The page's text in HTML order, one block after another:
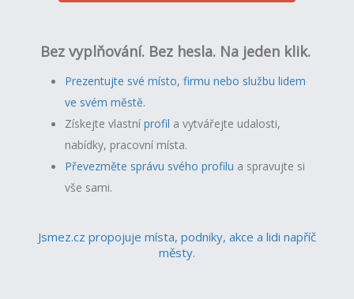
Bez vyplňování. Bez hesla. Na jeden klik.
Prezentujte své místo, firmu nebo službu lidem
ve svém městě.
Získejte vlastníprofil a vytvářejte udalosti,
nabídky, pracovní místa.
Převezměte správu svého profilu a spravujte si
vše sami.
Jsmez.cz propojuje místa, podniky, akce a lidi napříč
městy.